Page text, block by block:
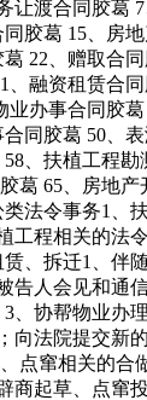
渡合同胶
胶葛 15、
22、赠取合
融资租赁合
办事合同胶
同胶葛 50、
、扶植工程
65、房地
法令事务1
程相关的
、拆迁1、
人会见和通
协帮物业
法院提交
窜相关的
起草、点